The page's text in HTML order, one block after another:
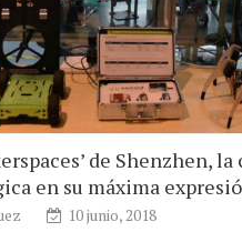
de Shenzhen,
en su máxima
10 junio, 2018